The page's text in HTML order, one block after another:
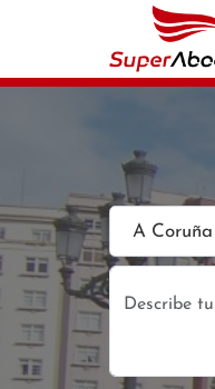
A Coruña